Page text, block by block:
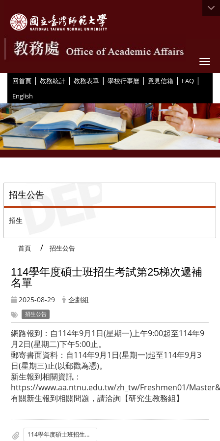
回首頁 | 教務統計 | 教務表單 | 學校行事曆 | 意見信箱 | FAQ |
English
招生公告
招生
首頁 招生公告
114學年度碩士班招生考試第25梯次遞補
名單
2025-08-29 企劃組
招生公告
網路報到：自114年9月1日(星期一)上午9:00起至114年9
月2日(星期二)下午5:00止。
郵寄書面資料：自114年9月1日(星期一)起至114年9月3
日(星期三)止(以郵戳為憑)。
新生報到相關資訊：
https://www.aa.ntnu.edu.tw/zh_tw/Freshmen01/
有關新生報到相關問題，請洽詢【研究生教務組】
114學年度碩士班招生考試第25梯次遞補名單